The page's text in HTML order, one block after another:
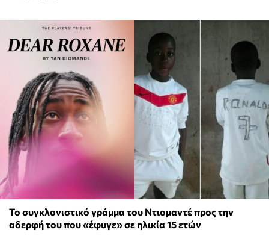
Το συγκλονιστικό γράμμα του Ντιομαντέ προς την
αδερφή του που «έφυγε» σε ηλικία 15 ετών